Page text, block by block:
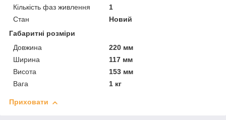
Кількість фаз живлення
1
Стан
Новий
Габаритні розміри
Довжина
220 мм
Ширина
117 мм
Висота
153 мм
Вага
1 кг
Приховати